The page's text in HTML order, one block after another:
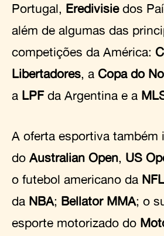
Portugal, Eredivisie dos
além de algumas das
competições da América:
Libertadores, a Copa do
a LPF da Argentina e a
A oferta esportiva também
do Australian Open, US
o futebol americano da NFL
da NBA; Bellator MMA; o
esporte motorizado do